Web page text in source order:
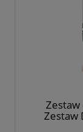
Zestaw
Zestaw